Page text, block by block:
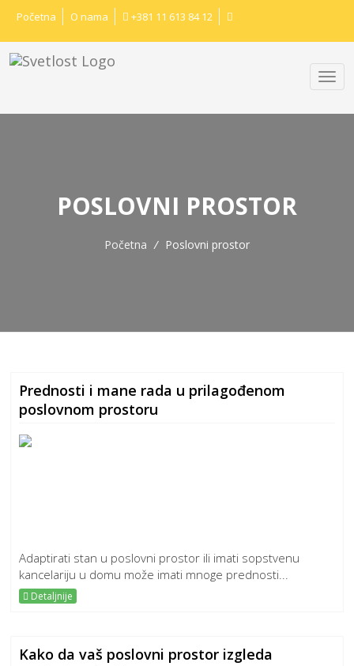
Početna O nama +381 11 613 84 12
POSLOVNI PROSTOR
Početna / Poslovni prostor
Prednosti i mane rada u prilagođenom
poslovnom prostoru
Adaptirati stan u poslovni prostor ili imati sopstvenu
kancelariju u domu može imati mnoge prednosti...
Detaljnije
Kako da vaš poslovni prostor izgleda